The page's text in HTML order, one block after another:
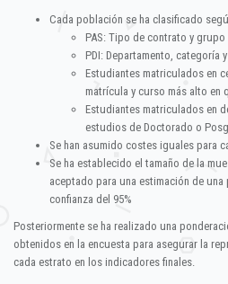
Cada población se ha clasificado
PAS: Tipo de contrato y grupo
PDI: Departamento, categoría
Estudiantes matriculados en
matrícula y curso más alto en
Estudiantes matriculados en
estudios de Doctorado o
Se han asumido costes iguales para
Se ha establecido el tamaño de la
aceptado para una estimación de
confianza del 95%
Posteriormente se ha realizado una
obtenidos en la encuesta para asegurar la
cada estrato en los indicadores finales.